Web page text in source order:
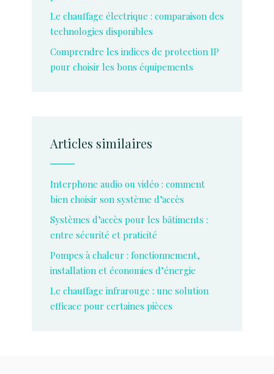
Le chauffage électrique : comparaison des
technologies disponibles
Comprendre les indices de protection IP
pour choisir les bons équipements
Articles similaires
Interphone audio ou vidéo : comment
bien choisir son système d’accès
Systèmes d’accès pour les bâtiments :
entre sécurité et praticité
Pompes à chaleur : fonctionnement,
installation et économies d’énergie
Le chauffage infrarouge : une solution
efficace pour certaines pièces